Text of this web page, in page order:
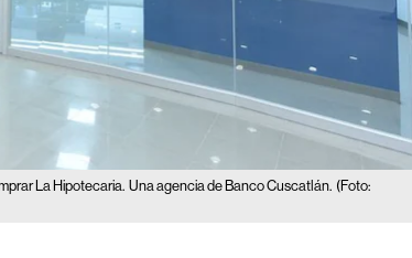
La Hipotecaria. Una agencia de Banco Cuscatlán. (Foto: